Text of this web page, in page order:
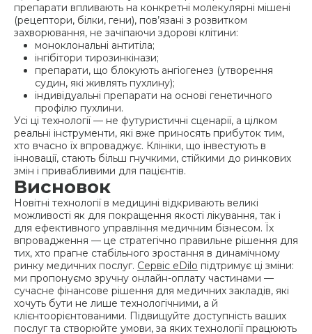
препарати впливають на конкретні молекулярні мішені
(рецептори, білки, гени), пов’язані з розвитком
захворювання, не зачіпаючи здорові клітини:
моноклональні антитіла;
інгібітори тирозинкінази;
препарати, що блокують ангіогенез (утворення
судин, які живлять пухлину);
індивідуальні препарати на основі генетичного
профілю пухлини.
Усі ці технології — не футуристичні сценарії, а цілком
реальні інструменти, які вже приносять прибуток тим,
хто вчасно їх впроваджує. Клініки, що інвестують в
інновації, стають більш гнучкими, стійкими до ринкових
змін і привабливими для пацієнтів.
Висновок
Новітні технології в медицині відкривають великі
можливості як для покращення якості лікування, так і
для ефективного управління медичним бізнесом. Їх
впровадження — це стратегічно правильне рішення для
тих, хто прагне стабільного зростання в динамічному
ринку медичних послуг. Сервіс eDilo підтримує ці зміни:
ми пропонуємо зручну онлайн-оплату частинами —
сучасне фінансове рішення для медичних закладів, які
хочуть бути не лише технологічними, а й
клієнтоорієнтованими. Підвищуйте доступність ваших
послуг та створюйте умови, за яких технології працюють